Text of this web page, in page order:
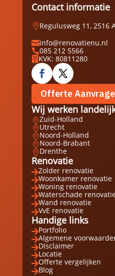
Contact informatie
Regulusweg 11, 2516
info@renovatienu.nl
085 212 5566
 KVK: 80811280
Offerte
Wij werken
Zuid-Holland
Utrecht
Noord-Holland
Noord-Brabant
Drenthe
Renovatie
Zolder renovatie
Woonkamer renovatie
Woning renovatie
Waterschade
Wand renovatie
VvE renovatie
Handige links
Portfolio
Algemene
DIsclaimer
Locatie
Offerte vergelijken
Blog